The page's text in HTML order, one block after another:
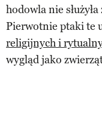
hodowla nie
Pierwotnie ptaki te
religijnych i
wygląd jako